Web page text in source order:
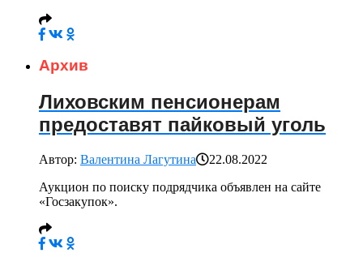
Архив
Лиховским пенсионерам
предоставят пайковый уголь
Автор: Валентина Лагутина
22.08.2022
Аукцион по поиску подрядчика объявлен на сайте
«Госзакупок».